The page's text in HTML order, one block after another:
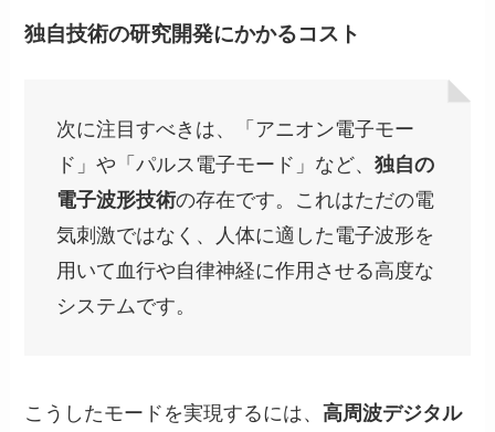
独自技術の研究開発にかかるコスト
次に注目すべきは、「アニオン電子モー
ド」や「パルス電子モード」など、独自の
電子波形技術の存在です。これはただの電
気刺激ではなく、人体に適した電子波形を
用いて血行や自律神経に作用させる高度な
システムです。
こうしたモードを実現するには、高周波デジタル